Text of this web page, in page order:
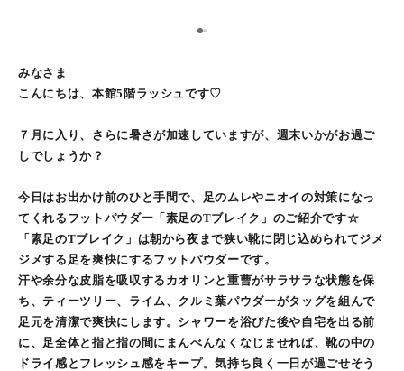
1
みなさま
こんにちは、本館5階ラッシュです♡
７月に入り、さらに暑さが加速していますが、週末いかがお過ご
しでしょうか？
今日はお出かけ前のひと手間で、足のムレやニオイの対策になっ
てくれるフットパウダー「素足のTブレイク」のご紹介です☆
「素足のTブレイク」は朝から夜まで狭い靴に閉じ込められてジメ
ジメする足を爽快にするフットパウダーです。
汗や余分な皮脂を吸収するカオリンと重曹がサラサラな状態を保
ち、ティーツリー、ライム、クルミ葉パウダーがタッグを組んで
足元を清潔で爽快にします。シャワーを浴びた後や自宅を出る前
に、足全体と指と指の間にまんべんなくなじませれば、靴の中の
ドライ感とフレッシュ感をキープ。気持ち良く一日が過ごせそう